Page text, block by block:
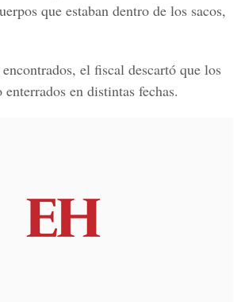
que estaban dentro de los sacos,
el fiscal descartó que los
enterrados en distintas fechas.